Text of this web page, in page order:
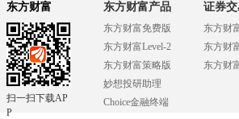
东方财富
扫一扫下载AP
P
东方财富产品
东方财富免费版
东方财富Level-2
东方财富策略版
妙想投研助理
Choice金融终端
证券
东方财
东方财
东方财